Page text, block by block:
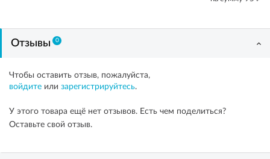
Отзывы 0
Чтобы оставить отзыв, пожалуйста,
войдите или зарегистрируйтесь.
У этого товара ещё нет отзывов. Есть чем поделиться?
Оставьте свой отзыв.